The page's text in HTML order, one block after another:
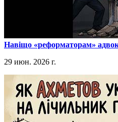
​Навіщо «реформаторам»
29 июн. 2026 г.